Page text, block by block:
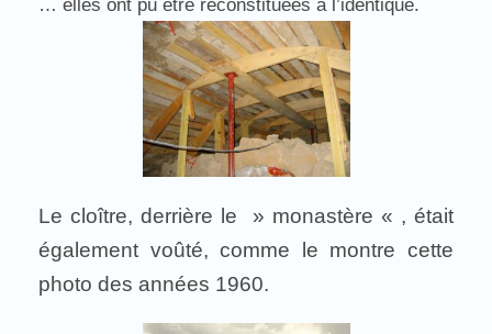
… elles ont pu être reconstituées à l’identique.
Le cloître, derrière le » monastère « , était
également voûté, comme le montre cette
photo des années 1960.